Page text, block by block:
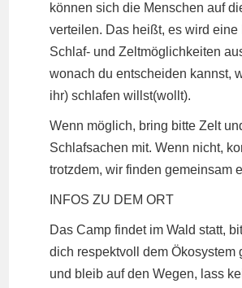
können sich die Menschen auf
verteilen. Das heißt, es wird eine
Schlaf- und Zeltmöglichkeiten
wonach du entscheiden kannst,
ihr) schlafen willst(wollt).
Wenn möglich, bring bitte Zelt
Schlafsachen mit. Wenn nicht,
trotzdem, wir finden gemeinsam
INFOS ZU DEM ORT
Das Camp findet im Wald statt,
dich respektvoll dem Ökosystem
und bleib auf den Wegen, lass